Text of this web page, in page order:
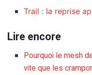
Trail : la reprise
Lire encore
Pourquoi le mesh
vite que les